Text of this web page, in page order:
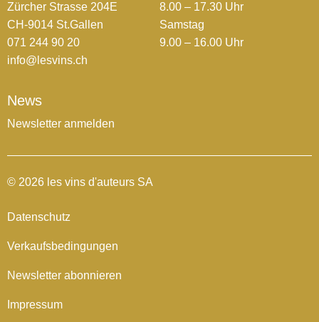
Zürcher Strasse 204E
CH-9014 St.Gallen
071 244 90 20
info@lesvins.ch
8.00 – 17.30 Uhr
Samstag
9.00 – 16.00 Uhr
News
Newsletter anmelden
© 2026 les vins d'auteurs SA
Datenschutz
Verkaufsbedingungen
Newsletter abonnieren
Impressum